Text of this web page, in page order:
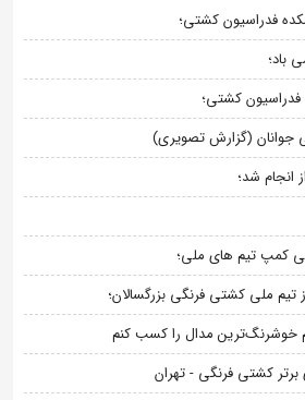
فدراسیون کشتی؛
فدراسیون کشتی؛
جوانان (گزارش تصویری)
انجام شد؛
ملی کشتی فرنگی بزرگسالان؛
خوشرنگ‌ترین مدال را کسب کنم
برتر کشتی فرنگی - تهران